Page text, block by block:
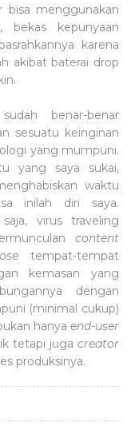
bisa menggunakan
bekas kepunyaan
karena
akibat baterai drop
benar-benar
sesuatu keinginan
yang mumpuni.
yang saya sukai,
waktu
inilah diri saya.
virus traveling
content
tempat-tempat
kemasan yang
dengan
(minimal cukup)
hanya end-user
tetapi juga creator
produksinya.